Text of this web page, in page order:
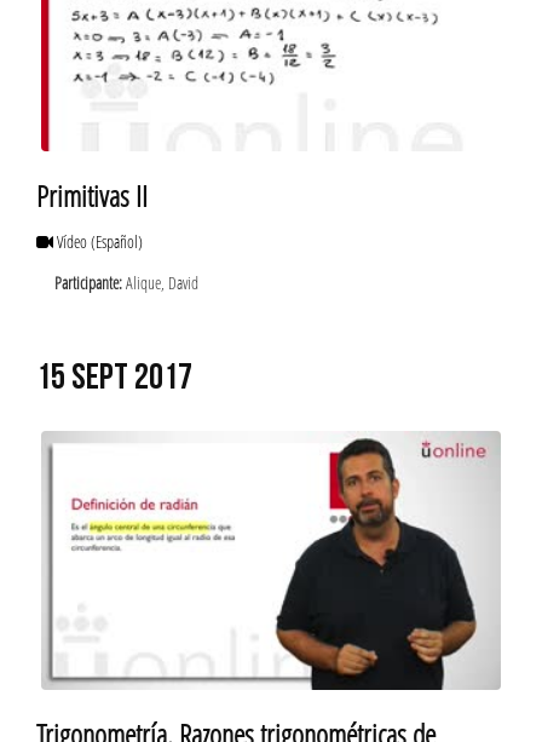
Primitivas II
Vídeo(Español)
Participante:Alique, David
15 SEPT 2017